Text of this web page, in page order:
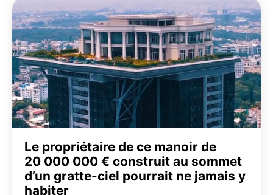
Le propriétaire de ce manoir de
20 000 000 € construit au sommet
d’un gratte-ciel pourrait ne jamais y
habiter